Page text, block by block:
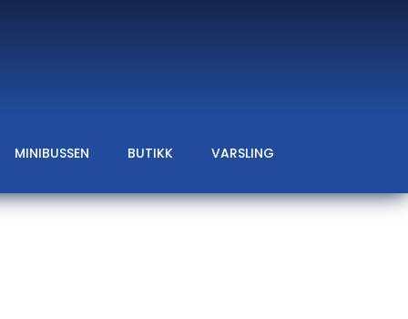
MINIBUSSEN BUTIKK VARSLING